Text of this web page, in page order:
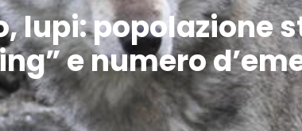
lupi: popolazione
e numero